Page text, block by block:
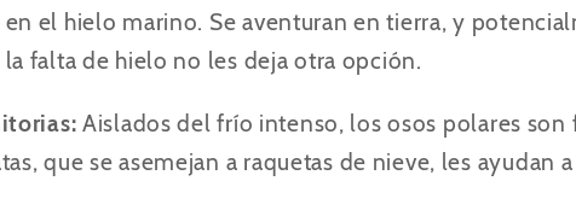
en el hielo marino. Se aventuran en tierra, y
falta de hielo no les deja otra opción.
Aislados del frío intenso, los osos polares son
que se asemejan a raquetas de nieve, les ayudan